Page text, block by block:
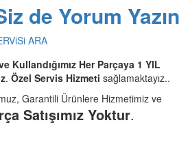
de Yorum Yazın
ARA
Kullandığımız Her Parçaya 1 YIL
. Özel Servis Hizmeti sağlamaktayız..
Garantili Ürünlere Hizmetimiz ve
Satışımız Yoktur.